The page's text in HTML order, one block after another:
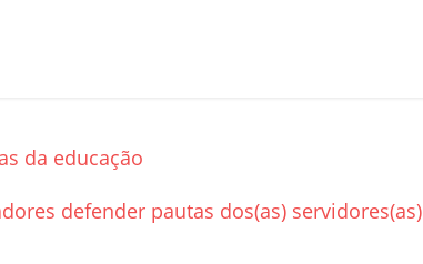
da educação
defender pautas dos(as) servidores(as)